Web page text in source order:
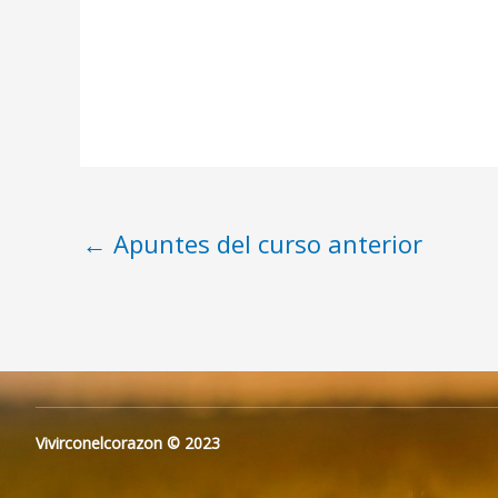
← Apuntes del curso anterior
Vivirconelcorazon © 2023